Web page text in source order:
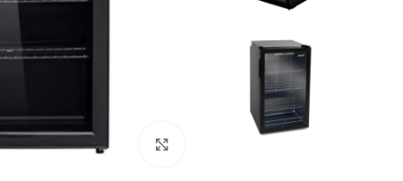
Click to enlarge